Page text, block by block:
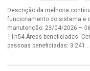
Descrição da melhoria
funcionamento do sistema e
manutenção: 23/04/2026 –
11h54 Áreas beneficiadas:
pessoas beneficiadas: 3.241...